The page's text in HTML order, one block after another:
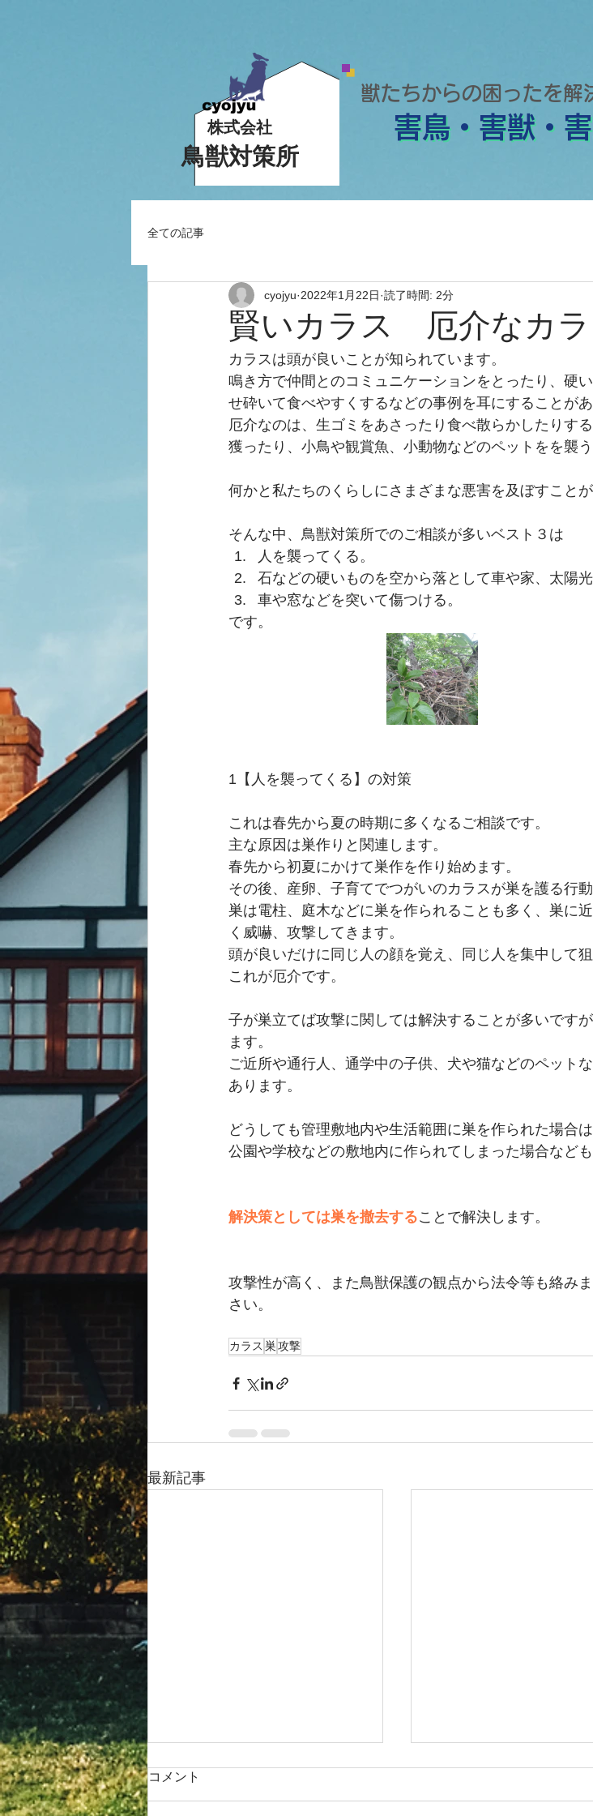
株式会社
鳥獣対策所
害鳥・害獣・
害鳥・害獣・
獣たちからの困ったを解
全ての記事
賢いカラス 厄介なカラ
cyojyu 2022年1月22日 読了時間: 2分
カラスは頭が良いことが知られています。
鳴き方で仲間とのコミュニケーションをとったり、硬
せ砕いて食べやすくするなどの事例を耳にすることがあ
厄介なのは、生ゴミをあさったり食べ散らかしたりす
獲ったり、小鳥や観賞魚、小動物などのペットをを襲う
何かと私たちのくらしにさまざまな悪害を及ぼすことが
そんな中、鳥獣対策所でのご相談が多いベスト３は
人を襲ってくる。
石などの硬いものを空から落として車や家、太陽
車や窓などを突いて傷つける。
です。
1【人を襲ってくる】の対策
これは春先から夏の時期に多くなるご相談です。
主な原因は巣作りと関連します。
春先から初夏にかけて巣作を作り始めます。
その後、産卵、子育てでつがいのカラスが巣を護る行動
巣は電柱、庭木などに巣を作られることも多く、巣に
く威嚇、攻撃してきます。
頭が良いだけに同じ人の顔を覚え、同じ人を集中して狙
これが厄介です。
子が巣立てば攻撃に関しては解決することが多いです
ます。
ご近所や通行人、通学中の子供、犬や猫などのペット
あります。
どうしても管理敷地内や生活範囲に巣を作られた場合
公園や学校などの敷地内に作られてしまった場合なども
解決策としては巣を撤去することで解決します。
攻撃性が高く、また鳥獣保護の観点から法令等も絡み
さい。
カラス 巣攻撃
最新記事
コメント